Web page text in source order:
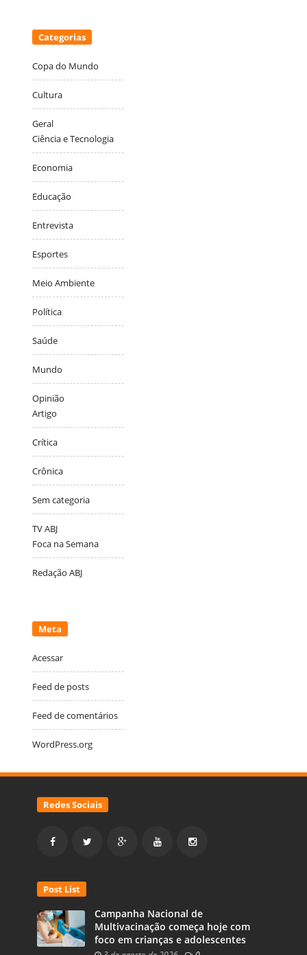
Categorias
Copa do Mundo
Cultura
Geral
Ciência e Tecnologia
Economia
Educação
Entrevista
Esportes
Meio Ambiente
Política
Saúde
Mundo
Opinião
Artigo
Crítica
Crônica
Sem categoria
TV ABJ
Foca na Semana
Redação ABJ
Meta
Acessar
Feed de posts
Feed de comentários
WordPress.org
Redes Sociais
Post List
Campanha Nacional de
Multivacinação começa hoje com
foco em crianças e adolescentes